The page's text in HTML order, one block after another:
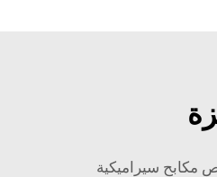
مكابح سيراميكية